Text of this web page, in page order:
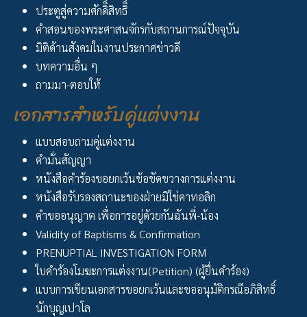
ประตูสู่ความศักดิิ์สิทธิิ์
คำสอนของพระศาสนจักรกับสถานการณ์ปัจจุบัน
มิติด้านสังคมในงานประกาศข่าวดี
บทความอื่น ๆ
ถามมา-ตอบให้
เอกสารสำหรับคู่แต่งงาน
แบบสอบถามคู่แต่งงาน
คำมั่นสัญญา
หนังสือคำร้องขอยกเว้นข้อขัดขวางการแต่งงาน
หนังสือรับรองสถานะของฝ่ายมิใช่คาทอลิก
คำขออนุญาต เพื่อการอยู่ด้วยกันฉันพี่-น้อง
Validity of Baptisms & Confirmation
PRENUPTIAL INVESTIGATION FORM
ใบคำร้องโมฆะการแต่งงาน(Petition) (ผู้ยื่นคำร้อง)
แบบการเขียนเอกสารขอยกเว้นและขออนุมัติกรณีอภิสิทธิ์
นักบุญเปาโล